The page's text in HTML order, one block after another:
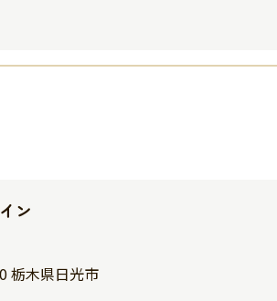
ン
栃木県日光市